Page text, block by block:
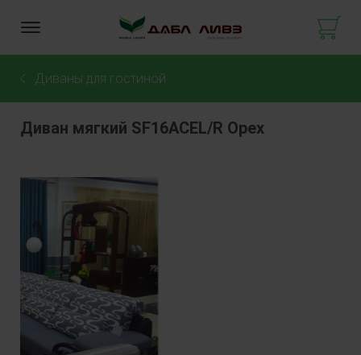
Диваны для гостиной
Диван мягкий SF16ACEL/R Орех